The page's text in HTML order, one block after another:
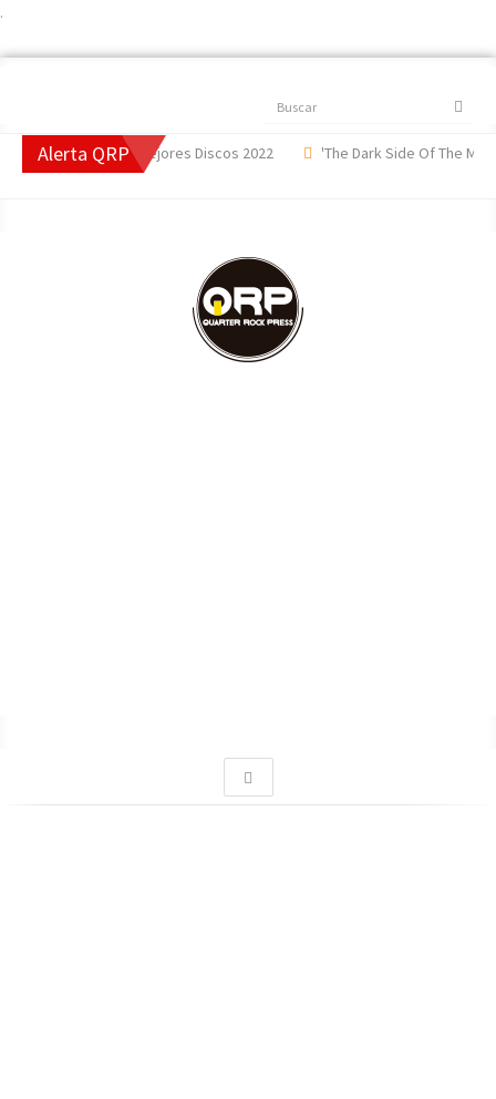
.
Buscar
Alerta QRP
#TopQRP Mejores Discos 2022 'The Dark Side Of The Moon',